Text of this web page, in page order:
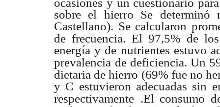
ocasiones y un cuestionario para
sobre el hierro Se determinó
Castellano). Se calcularon
de frecuencia. El 97,5% de
energía y de nutrientes estuvo
prevalencia de deficiencia. Un
dietaria de hierro (69% fue no
y C estuvieron adecuadas sin
respectivamente .El consumo